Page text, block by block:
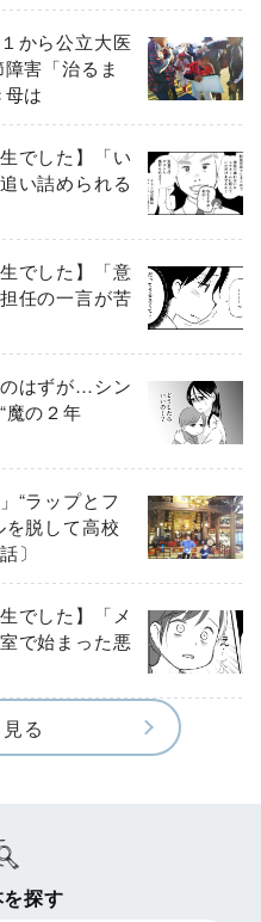
から公立大医
害「治るま
は
でした】「い
い詰められる
でした】「意
任の一言が苦
のはずが…シン
魔の２年
“ラップとフ
を脱して高校
〕
でした】「メ
で始まった悪
る
探す